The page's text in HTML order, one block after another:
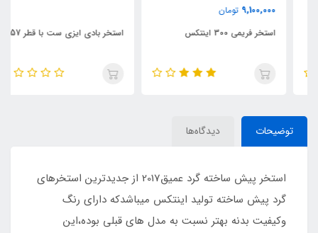
9,100,000 تومان
استخر فریمی 300 اینتکس
استخر بادی ایزی ست با قطر 457
توضیحات دیدگاه‌ها
استخر پیش ساخته گرد عمیق2017 از جدیدترین استخرهای
گرد پیش ساخته تولید اینتکس میباشدکه دارای رنگ
وکیفیت بدنه بهتر نسبت به مدل های قبلی بوده،این